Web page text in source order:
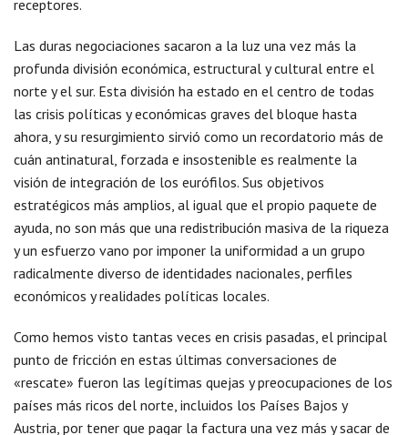
receptores.
Las duras negociaciones sacaron a la luz una vez más la
profunda división económica, estructural y cultural entre el
norte y el sur. Esta división ha estado en el centro de todas
las crisis políticas y económicas graves del bloque hasta
ahora, y su resurgimiento sirvió como un recordatorio más de
cuán antinatural, forzada e insostenible es realmente la
visión de integración de los eurófilos. Sus objetivos
estratégicos más amplios, al igual que el propio paquete de
ayuda, no son más que una redistribución masiva de la riqueza
y un esfuerzo vano por imponer la uniformidad a un grupo
radicalmente diverso de identidades nacionales, perfiles
económicos y realidades políticas locales.
Como hemos visto tantas veces en crisis pasadas, el principal
punto de fricción en estas últimas conversaciones de
«rescate» fueron las legítimas quejas y preocupaciones de los
países más ricos del norte, incluidos los Países Bajos y
Austria, por tener que pagar la factura una vez más y sacar de